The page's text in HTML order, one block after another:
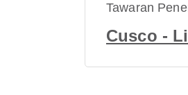
Tawaran
Cusco -